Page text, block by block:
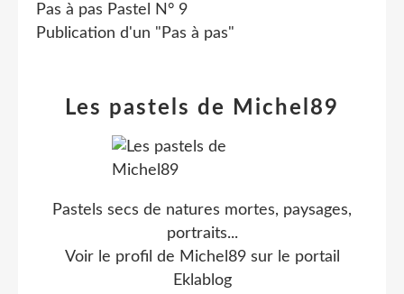
Pas à pas Pastel N° 9
Publication d'un "Pas à pas"
Les pastels de Michel89
Pastels secs de natures mortes, paysages,
portraits...
Voir le profil de Michel89sur le portail
Eklablog